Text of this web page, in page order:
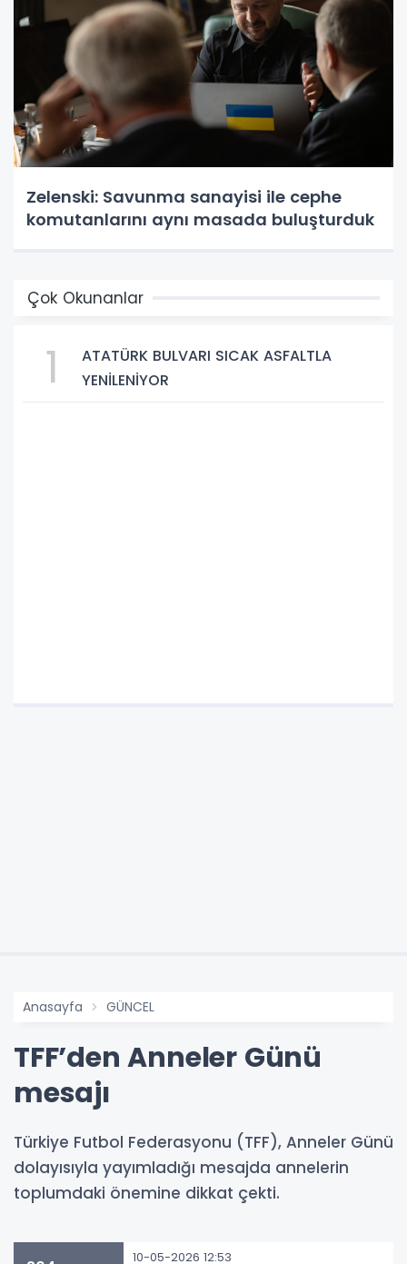
Zelenski: Savunma sanayisi ile cephe
komutanlarını aynı masada buluşturduk
Çok Okunanlar
1
ATATÜRK BULVARI SICAK ASFALTLA
YENİLENİYOR
Anasayfa GÜNCEL
TFF’den Anneler Günü
mesajı
Türkiye Futbol Federasyonu (TFF), Anneler Günü
dolayısıyla yayımladığı mesajda annelerin
toplumdaki önemine dikkat çekti.
10-05-2026 12:53